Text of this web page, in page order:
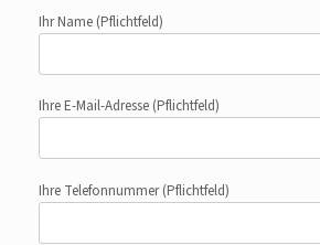
Ihr Name (Pflichtfeld)
Ihre E-Mail-Adresse (Pflichtfeld)
Ihre Telefonnummer(Pflichtfeld)